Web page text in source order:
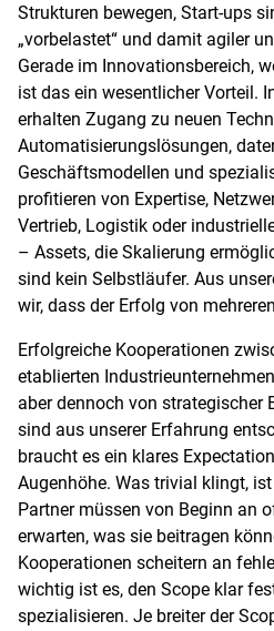
Strukturen bewegen, Start-ups
„vorbelastet“ und damit agiler
Gerade im Innovationsbereich,
ist das ein wesentlicher Vorteil.
erhalten Zugang zu neuen
Automatisierungslösungen,
Geschäftsmodellen und
profitieren von Expertise,
Vertrieb, Logistik oder
– Assets, die Skalierung
sind kein Selbstläufer. Aus
wir, dass der Erfolg von
Erfolgreiche Kooperationen
etablierten
aber dennoch von strategischer
sind aus unserer Erfahrung
braucht es ein klares
Augenhöhe. Was trivial klingt,
Partner müssen von Beginn an
erwarten, was sie beitragen
Kooperationen scheitern an
wichtig ist es, den Scope klar
spezialisieren. Je breiter der